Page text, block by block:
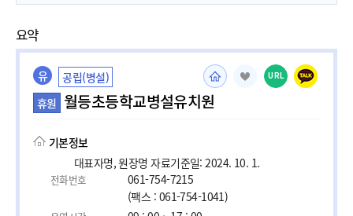
요약
유
공립(병설)
휴원 월등초등학교병설유치원
URL
기본정보
대표자명, 원장명 자료기준일: 2024. 10. 1.
전화번호
061-754-7215
(팩스 : 061-754-1041)